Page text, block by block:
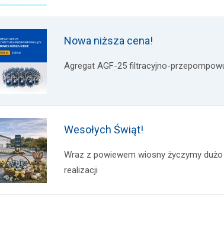
Nowa niższa cena!
Agregat AGF-25 filtracyjno-
Wesołych Świąt!
Wraz z powiewem wiosny życzymy
realizacji